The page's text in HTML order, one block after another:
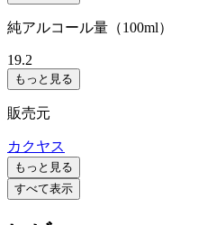
純アルコール量（100ml）
19.2
もっと見る
販売元
カクヤス
もっと見る
すべて表示